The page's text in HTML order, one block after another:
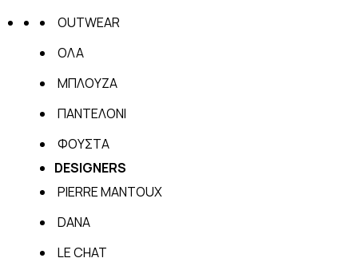
OUTWEAR
ΟΛΑ
ΜΠΛΟΥΖΑ
ΠΑΝΤΕΛΟΝΙ
ΦΟΥΣΤΑ
DESIGNERS
PIERRE MANTOUX
DANA
LE CHAT